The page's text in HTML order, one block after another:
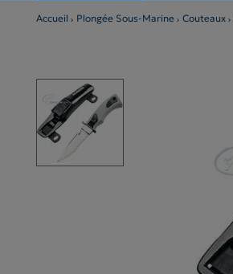
Accueil Plongée Sous-Marine Couteaux